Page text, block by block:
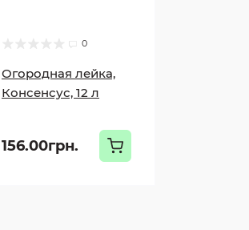
0
Огородная лейка,
Консенсус, 12 л
156.00грн.